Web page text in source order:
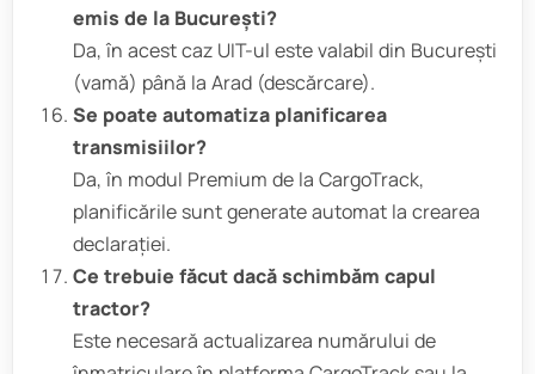
emis de la București?
Da, în acest caz UIT-ul este valabil din București
(vamă) până la Arad (descărcare).
Se poate automatiza planificarea
transmisiilor?
Da, în modul Premium de la CargoTrack,
planificările sunt generate automat la crearea
declarației.
Ce trebuie făcut dacă schimbăm capul
tractor?
Este necesară actualizarea numărului de